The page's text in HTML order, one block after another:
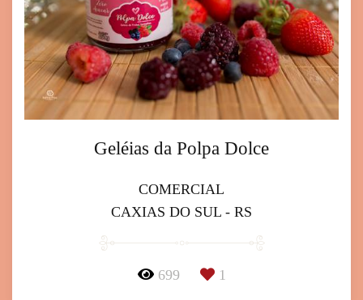
Geléias da Polpa Dolce
COMERCIAL
CAXIAS DO SUL - RS
699 1